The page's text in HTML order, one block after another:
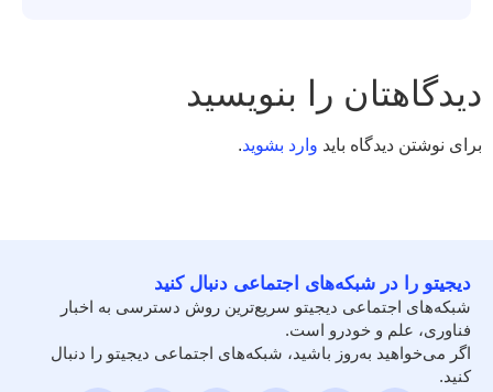
دیدگاهتان را بنویسید
برای نوشتن دیدگاه باید وارد بشوید.
دیجیتو را در شبکه‌های اجتماعی دنبال کنید
شبکه‌های اجتماعی دیجیتو سریع‌ترین روش دسترسی به اخبار
فناوری، علم و خودرو است.
اگر می‌خواهید به‌روز باشید، شبکه‌های اجتماعی دیجیتو را دنبال
کنید.